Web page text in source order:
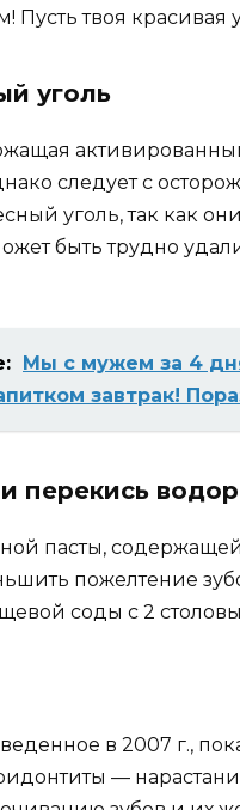
Пусть твоя красивая
уголь
следует с
уголь, так как
быть трудно
Мы с мужем за 4
завтрак!
перекись
пасты,
пожелтение
соды с 2
в 2007 г.,
—